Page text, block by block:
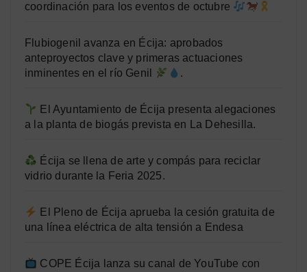
coordinación para los eventos de octubre
Flubiogenil avanza en Écija: aprobados
anteproyectos clave y primeras actuaciones
inminentes en el río Genil
.
El Ayuntamiento de Écija presenta alegaciones
a la planta de biogás prevista en La Dehesilla.
Écija se llena de arte y compás para reciclar
vidrio durante la Feria 2025.
El Pleno de Écija aprueba la cesión gratuita de
una línea eléctrica de alta tensión a Endesa
COPE Écija lanza su canal de YouTube con